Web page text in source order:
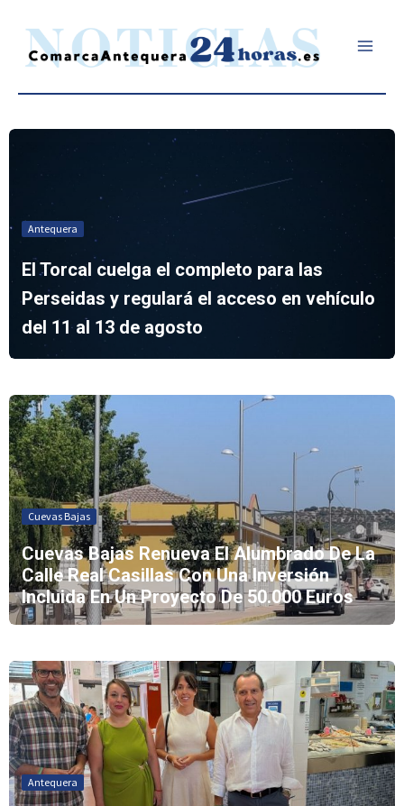
contenido
Antequera
El Torcal cuelga el completo para las
Perseidas y regulará el acceso en vehículo
del 11 al 13 de agosto
Cuevas Bajas
Cuevas Bajas Renueva El Alumbrado De La
Calle Real Casillas Con Una Inversión
Incluida En Un Proyecto De 50.000 Euros
Antequera